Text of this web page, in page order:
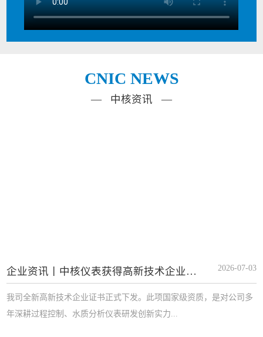
CNIC NEWS
— 中核资讯 —
企业资讯丨中核仪表获得高新技术企业证书 2026-07-03
我司全新高新技术企业证书正式下发。此项国家级资质，是对公司多
年深耕过程控制、水质分析仪表研发创新实力...